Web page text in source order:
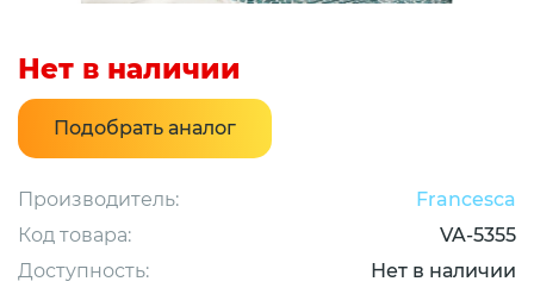
Нет в наличии
Подобрать аналог
Производитель:
Francesca
Код товара:
VA-5355
Доступность:
Нет в наличии